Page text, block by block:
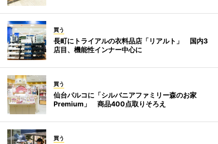
買う
長町にトライアルの衣料品店「リアルト」 国内3
店目、機能性インナー中心に
買う
仙台パルコに「シルバニアファミリー森のお家
Premium」 商品400点取りそろえ
買う